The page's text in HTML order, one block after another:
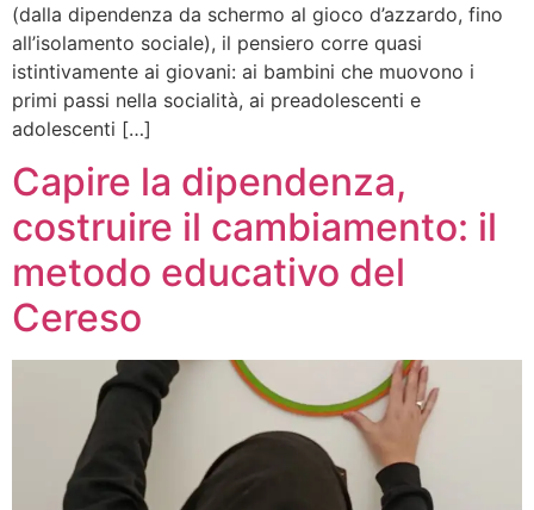
(dalla dipendenza da schermo al gioco d’azzardo, fino
all’isolamento sociale), il pensiero corre quasi
istintivamente ai giovani: ai bambini che muovono i
primi passi nella socialità, ai preadolescenti e
adolescenti […]
Capire la dipendenza,
costruire il cambiamento: il
metodo educativo del
Cereso